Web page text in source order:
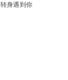
转身遇到你